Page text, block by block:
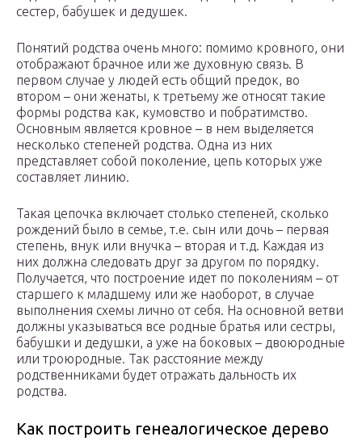
сестер, бабушек и дедушек.
Понятий родства очень много: помимо кровного, они
отображают брачное или же духовную связь. В
первом случае у людей есть общий предок, во
втором – они женаты, к третьему же относят такие
формы родства как, кумовство и побратимство.
Основным является кровное – в нем выделяется
несколько степеней родства. Одна из них
представляет собой поколение, цепь которых уже
составляет линию.
Такая цепочка включает столько степеней, сколько
рождений было в семье, т.е. сын или дочь – первая
степень, внук или внучка – вторая и т.д. Каждая из
них должна следовать друг за другом по порядку.
Получается, что построение идет по поколениям – от
старшего к младшему или же наоборот, в случае
выполнения схемы лично от себя. На основной ветви
должны указываться все родные братья или сестры,
бабушки и дедушки, а уже на боковых – двоюродные
или троюродные. Так расстояние между
родственниками будет отражать дальность их
родства.
Как построить генеалогическое дерево